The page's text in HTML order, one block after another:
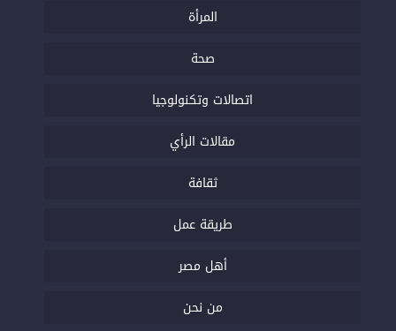
المرأة
صحة
اتصالات وتكنولوجيا
مقالات الرأي
ثقافة
طريقة عمل
أهل مصر
من نحن